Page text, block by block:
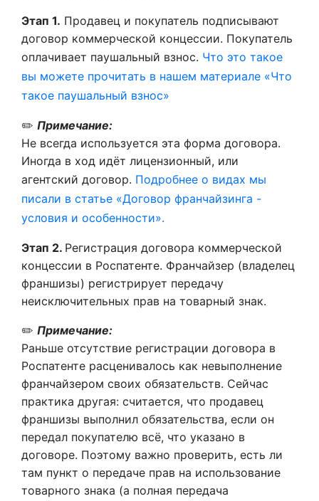
Этап 1. Продавец и покупатель подписывают
договор коммерческой концессии. Покупатель
оплачивает паушальный взнос. Что это такое
вы можете прочитать в нашем материале «Что
такое паушальный взнос»
✏️ Примечание:
Не всегда используется эта форма договора.
Иногда в ход идёт лицензионный, или
агентский договор. Подробнее о видах мы
писали в статье «Договор франчайзинга -
условия и особенности».
Этап 2. Регистрация договора коммерческой
концессии в Роспатенте. Франчайзер (владелец
франшизы) регистрирует передачу
неисключительных прав на товарный знак.
✏️ Примечание:
Раньше отсутствие регистрации договора в
Роспатенте расценивалось как невыполнение
франчайзером своих обязательств. Сейчас
практика другая: считается, что продавец
франшизы выполнил обязательства, если он
передал покупателю всё, что указано в
договоре. Поэтому важно проверить, есть ли
там пункт о передаче прав на использование
товарного знака (а полная передача